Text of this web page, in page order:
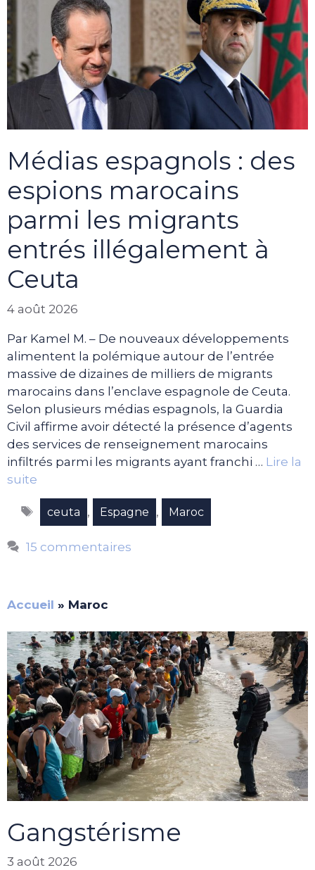
Médias espagnols : des
espions marocains
parmi les migrants
entrés illégalement à
Ceuta
4 août 2026
Par Kamel M. – De nouveaux développements
alimentent la polémique autour de l’entrée
massive de dizaines de milliers de migrants
marocains dans l’enclave espagnole de Ceuta.
Selon plusieurs médias espagnols, la Guardia
Civil affirme avoir détecté la présence d’agents
des services de renseignement marocains
infiltrés parmi les migrants ayant franchi … Lire la
suite
Étiquettes
ceuta , Espagne , Maroc
15 commentaires
Accueil » Maroc
Gangstérisme
3 août 2026